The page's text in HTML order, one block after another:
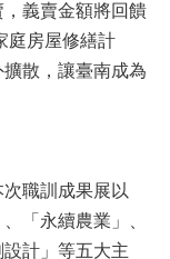
義賣金額將回饋
庭房屋修繕計
散，讓臺南成為
職訓成果展以
「永續農業」、
設計」等五大主